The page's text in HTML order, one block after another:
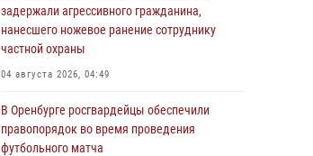
задержали агрессивного гражданина,
нанесшего ножевое ранение сотруднику
частной охраны
04 августа 2026, 04:49
В Оренбурге росгвардейцы обеспечили
правопорядок во время проведения
футбольного матча